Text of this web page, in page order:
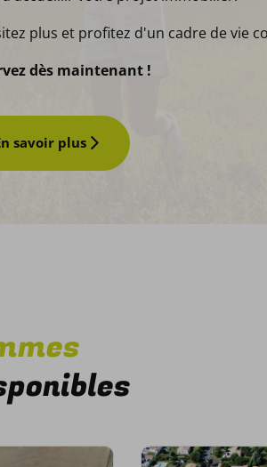
plus et profitez d'un cadre de vie
dès maintenant !
savoir plus